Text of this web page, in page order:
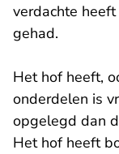
verdachte
gehad.
Het hof heeft,
onderdelen is
opgelegd dan
Het hof heeft